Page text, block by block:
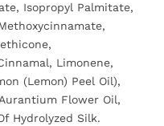
Isopropyl Palmitate,
Limonene,
(Lemon) Peel Oil),
Flower Oil,
Hydrolyzed Silk.